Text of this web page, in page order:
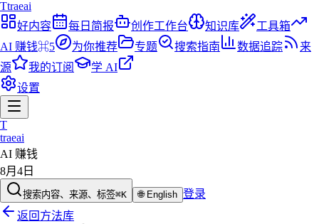
Ttraeai
好内容
每日简报 创作工作台 知识库
工具箱
AI 赚钱⌘5 为你推荐 专题 搜索指南 数据追踪
来
源
我的订阅
学 AI
设置
T
traeai
AI 赚钱
8月4日
搜索内容、来源、标签⌘K 🌐 English 登录
返回方法库